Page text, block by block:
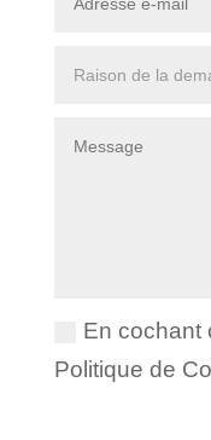
En cochant
Politique de